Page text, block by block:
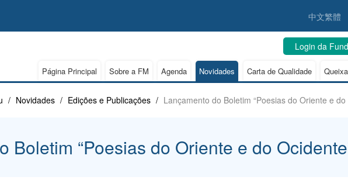
中文繁體
Login da
Página Principal Sobre a FM Agenda Novidades Carta de Qualidade
/ Novidades / Edições e Publicações / Lançamento do Boletim “Poesias do Oriente e do
Boletim “Poesias do Oriente e do